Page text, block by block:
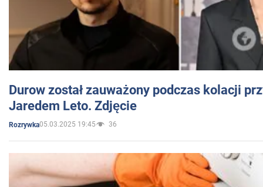
Durow został zauważony podczas kolacji
Jaredem Leto. Zdjęcie
Rozrywka05.03.2025 19:45 36